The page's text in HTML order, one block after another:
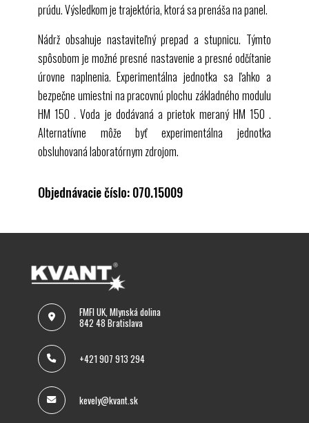
prúdu. Výsledkom je trajektória, ktorá sa prenáša na panel.
Nádrž obsahuje nastaviteľný prepad a stupnicu. Týmto
spôsobom je možné presné nastavenie a presné odčítanie
úrovne naplnenia. Experimentálna jednotka sa ľahko a
bezpečne umiestni na pracovnú plochu základného modulu
HM 150 . Voda je dodávaná a prietok meraný HM 150 .
Alternatívne môže byť experimentálna jednotka
obsluhovaná laboratórnym zdrojom.
Objednávacie číslo: 070.15009
FMFI UK, Mlynská dolina
842 48 Bratislava
+421 907 913 294
kevely@kvant.sk